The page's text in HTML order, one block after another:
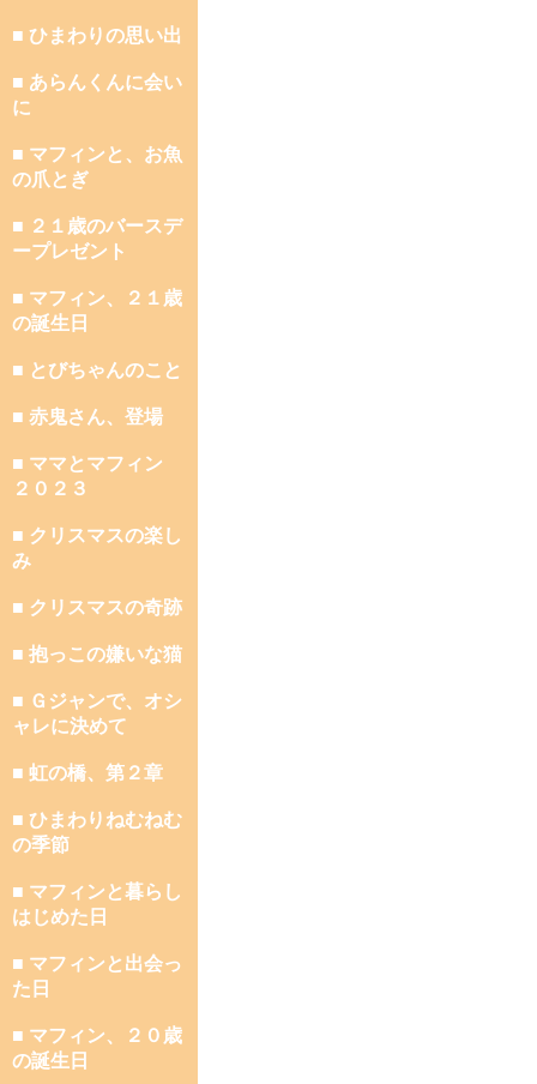
■ ひまわりの思い出
■ あらんくんに会い
に
■ マフィンと、お魚
の爪とぎ
■ ２１歳のバースデ
ープレゼント
■ マフィン、２１歳
の誕生日
■ とびちゃんのこと
■ 赤鬼さん、登場
■ ママとマフィン
２０２３
■ クリスマスの楽し
み
■ クリスマスの奇跡
■ 抱っこの嫌いな猫
■ Ｇジャンで、オシ
ャレに決めて
■ 虹の橋、第２章
■ ひまわりねむねむ
の季節
■ マフィンと暮らし
はじめた日
■ マフィンと出会っ
た日
■ マフィン、２０歳
の誕生日